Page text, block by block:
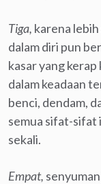
Tiga, karena lebih
dalam diri pun
kasar yang
dalam keadaan
benci, dendam,
semua sifat-sifat
sekali.
Empat,